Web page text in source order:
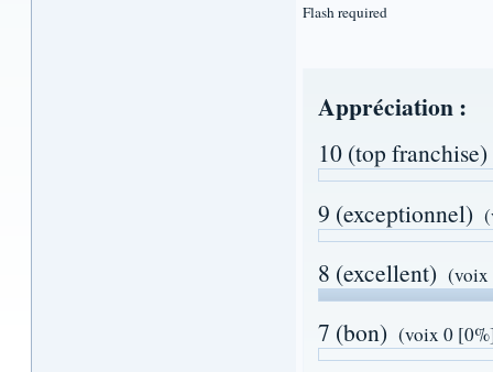
Flash required
Appréciation :
10 (top franchise)
9 (exceptionnel)
8 (excellent) (voix
7 (bon) (voix 0